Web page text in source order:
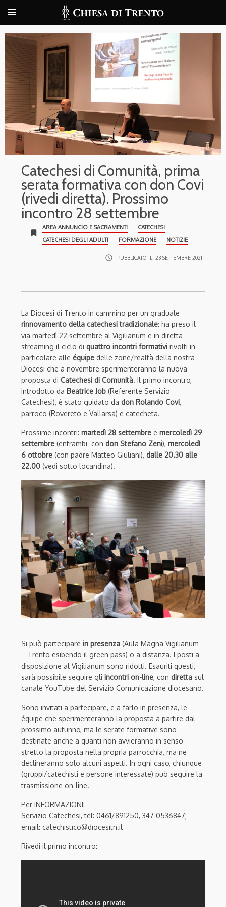
Catechesi di Comunità, prima
serata formativa con don Covi
(rivedi diretta). Prossimo
incontro 28 settembre
bookmark
AREA ANNUNCIO E SACRAMENTI
CATECHESI
CATECHESI DEGLI ADULTI
FORMAZIONE NOTIZIE
access_time PUBBLICATO IL: 23 SETTEMBRE 2021
La Diocesi di Trento in cammino per un graduale
rinnovamento della catechesi tradizionale: ha preso il
via martedì 22 settembre al Vigilianum e in diretta
streaming il ciclo di quattro incontri formativi rivolti in
particolare alle équipe delle zone/realtà della nostra
Diocesi che a novembre sperimenteranno la nuova
proposta di Catechesi di Comunità. Il primo incontro,
introdotto da Beatrice Job (Referente Servizio
Catechesi), è stato guidato da don Rolando Covi,
parroco (Rovereto e Vallarsa) e catecheta.
Prossime incontri: martedì 28 settembre e mercoledì 29
settembre (entrambi con don Stefano Zeni), mercoledì
6 ottobre (con padre Matteo Giuliani), dalle 20.30 alle
22.00 (vedi sotto locandina).
Si può partecipare in presenza (Aula Magna Vigilianum
– Trento esibendo il green pass) o a distanza. I posti a
disposizione al Vigilianum sono ridotti. Esauriti questi,
sarà possibile seguire gli incontri on-line, con diretta sul
canale YouTube del Servizio Comunicazione diocesano.
Sono invitati a partecipare, e a farlo in presenza, le
équipe che sperimenteranno la proposta a partire dal
prossimo autunno, ma le serate formative sono
destinate anche a quanti non avvieranno in senso
stretto la proposta nella propria parrocchia, ma ne
declineranno solo alcuni aspetti. In ogni caso, chiunque
(gruppi/catechisti e persone interessate) può seguire la
trasmissione on-line.
Per INFORMAZIONI:
Servizio Catechesi, tel: 0461/891250, 347 0536847;
email: catechistico@diocesitn.it
Rivedi il primo incontro: